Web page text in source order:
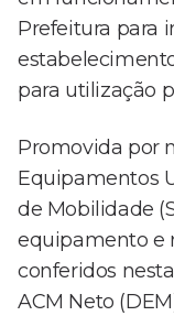
Prefeitura para
para utilização
Promovida por
Equipamentos
de Mobilidade
equipamento e
conferidos
ACM Neto